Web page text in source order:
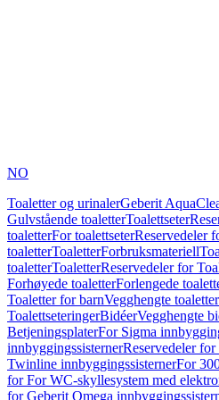
NO
Toaletter og urinalerGeberit
Gulvstående toaletterToalettseter
toaletterFor toalettseterReservedeler
toaletterToaletterForbruksmateriell
toaletterToaletterReservedeler for
Forhøyede toaletterForlengede
Toaletter for barnVegghengte toaletter
ToalettseteringerBidéerVegghengte
BetjeningsplaterFor Sigma
innbyggingssisternerReservedeler
Twinline innbyggingssisternerFor
for For WC-skyllesystem med
for Geberit Omega